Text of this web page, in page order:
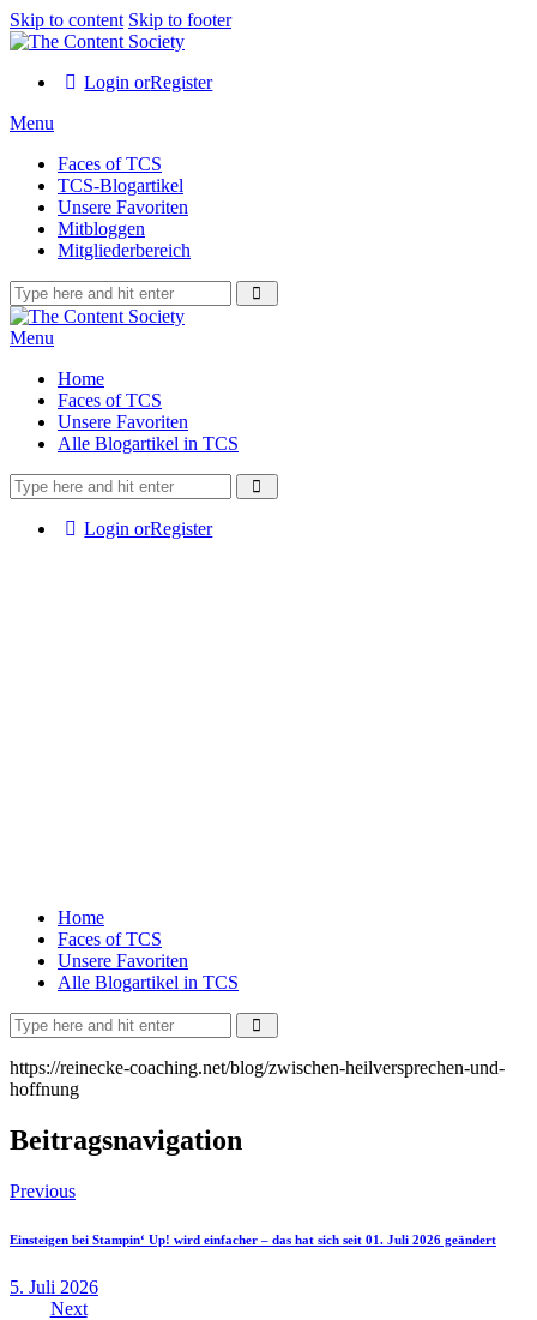
Skip to content Skip to footer
Login orRegister
Menu
Faces of TCS
TCS-Blogartikel
Unsere Favoriten
Mitbloggen
Mitgliederbereich
Menu
Home
Faces of TCS
Unsere Favoriten
Alle Blogartikel in TCS
Login orRegister
Home
Faces of TCS
Unsere Favoriten
Alle Blogartikel in TCS
https://reinecke-coaching.net/blog/zwischen-heilversprechen-und-
hoffnung
Beitragsnavigation
Previous
Einsteigen bei Stampin‘ Up! wird einfacher – das hat sich seit 01. Juli 2026 geändert
5. Juli 2026
Next